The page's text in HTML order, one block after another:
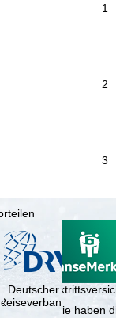
1
2
3
Deutscher
Sie haben